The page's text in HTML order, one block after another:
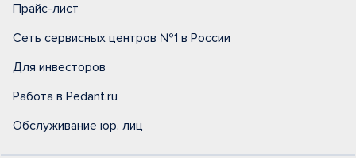
Прайс-лист
Сеть сервисных центров №1 в России
Для инвесторов
Работа в Pedant.ru
Обслуживание юр. лиц